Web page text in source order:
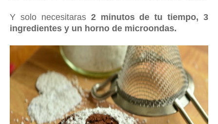
Y solo necesitaras 2 minutos de tu tiempo, 3
ingredientes y un horno de microondas.